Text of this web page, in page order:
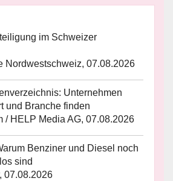
im Schweizer
Nordwestschweiz, 07.08.2026
Unternehmen
und Branche finden
/ HELP Media AG, 07.08.2026
Benziner und Diesel noch
sind
07.08.2026